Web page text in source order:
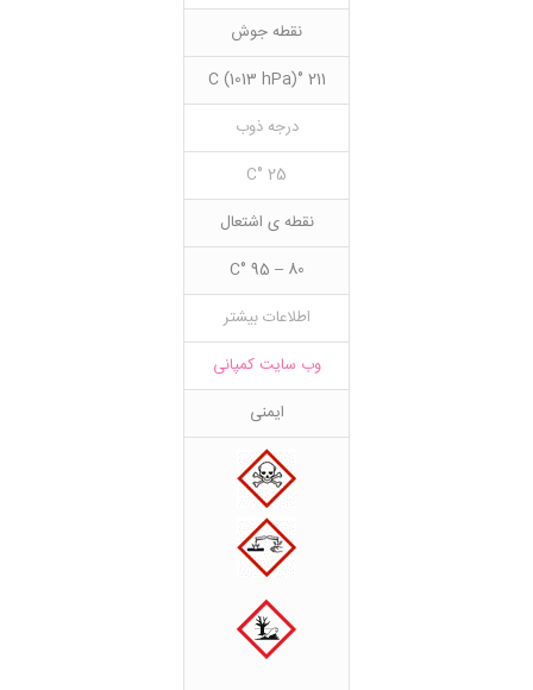
نقطه جوش
211 °C (1013 hPa)
درجه ذوب
25 °C
نقطه ی اشتعال
80 – 95 °C
اطلاعات بیشتر
وب سایت کمپانی
ایمنی